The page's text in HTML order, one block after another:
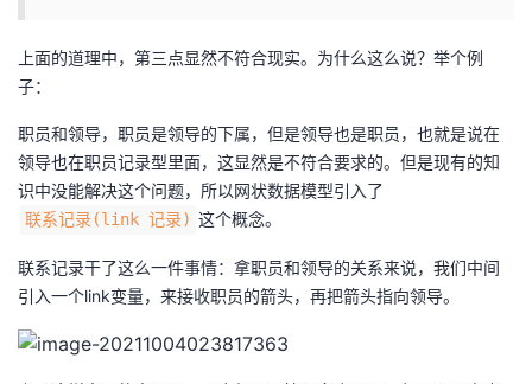
上面的道理中，第三点显然不符合现实。为什么这么说？举个例
子：
职员和领导，职员是领导的下属，但是领导也是职员，也就是说在
领导也在职员记录型里面，这显然是不符合要求的。但是现有的知
识中没能解决这个问题，所以网状数据模型引入了
联系记录(link 记录) 这个概念。
联系记录干了这么一件事情：拿职员和领导的关系来说，我们中间
引入一个link变量，来接收职员的箭头，再把箭头指向领导。